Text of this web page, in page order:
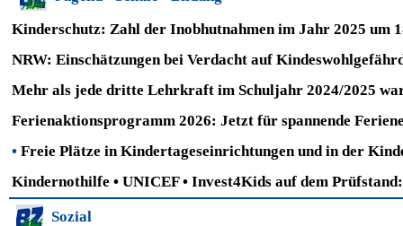
Kinderschutz: Zahl der Inobhutnahmen im Jahr 2025 um
NRW: Einschätzungen bei Verdacht auf
Mehr als jede dritte Lehrkraft im Schuljahr 2024/2025
Ferienaktionsprogramm 2026: Jetzt für spannende
• Freie Plätze in Kindertageseinrichtungen und in der
Kindernothilfe • UNICEF • Invest4Kids auf dem
Sozial